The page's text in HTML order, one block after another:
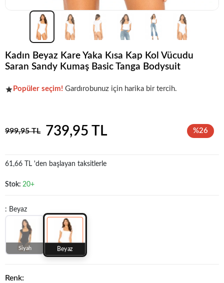
Kadın Beyaz Kare Yaka Kısa Kap Kol Vücudu
Saran Sandy Kumaş Basic Tanga Bodysuit
Koleksiyonun en sevilenparçalarından biri.
Popüler seçim! Gardırobunuz için harika bir tercih.
999,95 TL 739,95 TL %26
61,66 TL 'den başlayan taksitlerle
Stok: 20+
: Beyaz
Siyah Beyaz
Renk: